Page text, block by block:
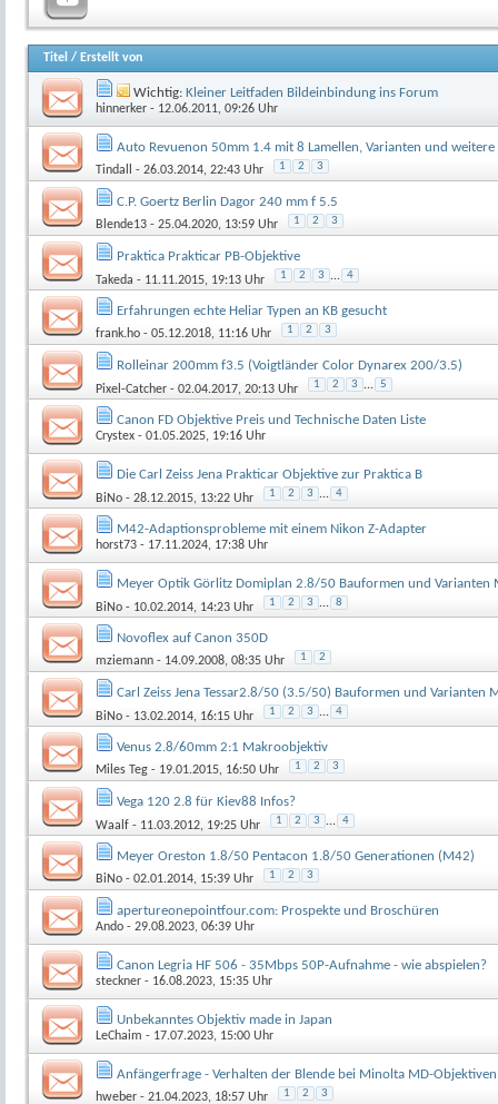
Titel / Erstellt von
Wichtig: Kleiner Leitfaden Bildeinbindung ins Forum
hinnerker - 12.06.2011, 09:26 Uhr
Auto Revuenon 50mm 1.4 mit 8 Lamellen, Varianten und
Tindall - 26.03.2014, 22:43 Uhr 1 2 3
C.P. Goertz Berlin Dagor 240 mm f 5.5
Blende13 - 25.04.2020, 13:59 Uhr 1 2 3
Praktica Prakticar PB-Objektive
Takeda - 11.11.2015, 19:13 Uhr 1 2 3 ... 4
Erfahrungen echte Heliar Typen an KB gesucht
frank.ho - 05.12.2018, 11:16 Uhr 1 2 3
Rolleinar 200mm f3.5 (Voigtländer Color Dynarex 200/3.5)
Pixel-Catcher - 02.04.2017, 20:13 Uhr 1 2 3 ... 5
Canon FD Objektive Preis und Technische Daten Liste
Crystex - 01.05.2025, 19:16 Uhr
Die Carl Zeiss Jena Prakticar Objektive zur Praktica B
BiNo - 28.12.2015, 13:22 Uhr 1 2 3 ... 4
M42-Adaptionsprobleme mit einem Nikon Z-Adapter
horst73 - 17.11.2024, 17:38 Uhr
Meyer Optik Görlitz Domiplan 2.8/50 Bauformen und Varianten
BiNo - 10.02.2014, 14:23 Uhr 1 2 3 ... 8
Novoflex auf Canon 350D
mziemann - 14.09.2008, 08:35 Uhr 1 2
Carl Zeiss Jena Tessar2.8/50 (3.5/50) Bauformen und Varianten
BiNo - 13.02.2014, 16:15 Uhr 1 2 3 ... 4
Venus 2.8/60mm 2:1 Makroobjektiv
Miles Teg - 19.01.2015, 16:50 Uhr 1 2 3
Vega 120 2.8 für Kiev88 Infos?
Waalf - 11.03.2012, 19:25 Uhr 1 2 3 ... 4
Meyer Oreston 1.8/50 Pentacon 1.8/50 Generationen (M42)
BiNo - 02.01.2014, 15:39 Uhr 1 2 3
apertureonepointfour.com: Prospekte und Broschüren
Ando - 29.08.2023, 06:39 Uhr
Canon Legria HF 506 - 35Mbps 50P-Aufnahme - wie abspielen?
steckner - 16.08.2023, 15:35 Uhr
Unbekanntes Objektiv made in Japan
LeChaim - 17.07.2023, 15:00 Uhr
Anfängerfrage - Verhalten der Blende bei Minolta MD-
hweber - 21.04.2023, 18:57 Uhr 1 2 3